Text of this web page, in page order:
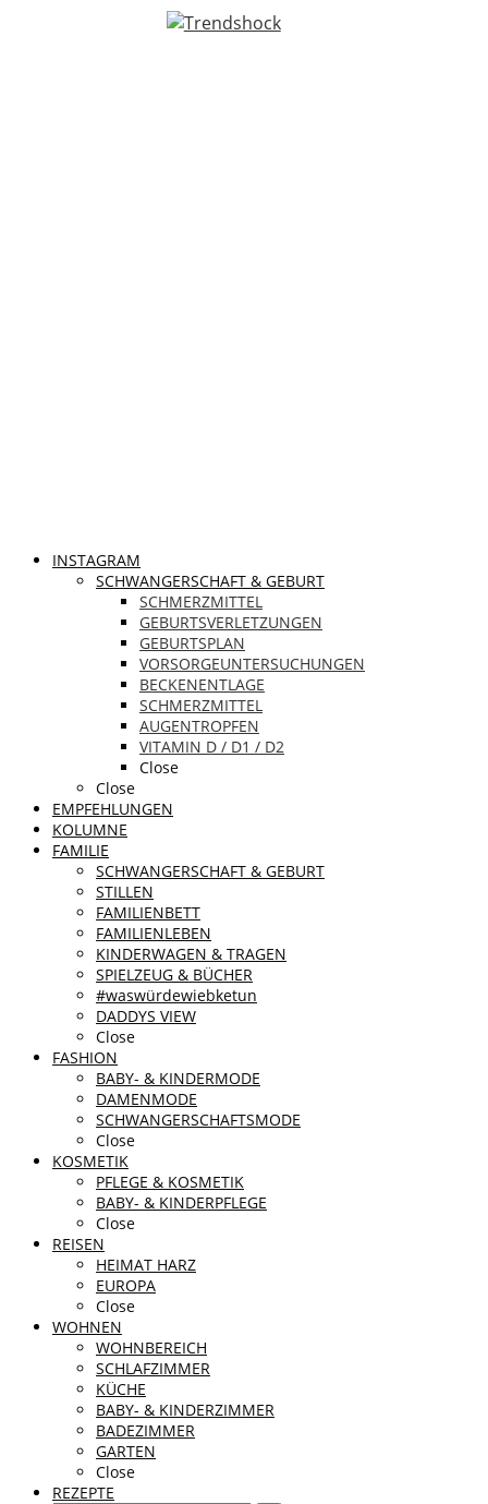
INSTAGRAM
SCHWANGERSCHAFT & GEBURT
SCHMERZMITTEL
GEBURTSVERLETZUNGEN
GEBURTSPLAN
VORSORGEUNTERSUCHUNGEN
BECKENENTLAGE
SCHMERZMITTEL
AUGENTROPFEN
VITAMIN D / D1 / D2
Close
Close
EMPFEHLUNGEN
KOLUMNE
FAMILIE
SCHWANGERSCHAFT & GEBURT
STILLEN
FAMILIENBETT
FAMILIENLEBEN
KINDERWAGEN & TRAGEN
SPIELZEUG & BÜCHER
#waswürdewiebketun
DADDYS VIEW
Close
FASHION
BABY- & KINDERMODE
DAMENMODE
SCHWANGERSCHAFTSMODE
Close
KOSMETIK
PFLEGE & KOSMETIK
BABY- & KINDERPFLEGE
Close
REISEN
HEIMAT HARZ
EUROPA
Close
WOHNEN
WOHNBEREICH
SCHLAFZIMMER
KÜCHE
BABY- & KINDERZIMMER
BADEZIMMER
GARTEN
Close
REZEPTE